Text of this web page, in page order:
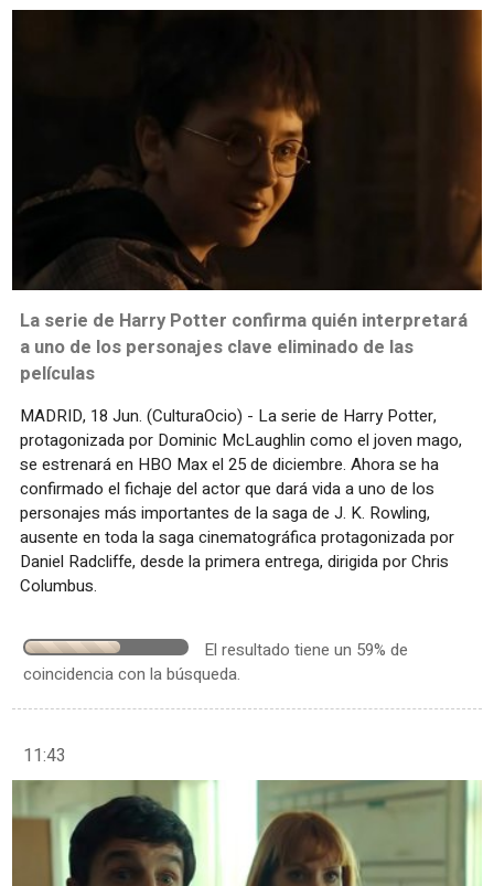
La serie de Harry Potter confirma quién interpretará
a uno de los personajes clave eliminado de las
películas
MADRID, 18 Jun. (CulturaOcio) - La serie de Harry Potter,
protagonizada por Dominic McLaughlin como el joven mago,
se estrenará en HBO Max el 25 de diciembre. Ahora se ha
confirmado el fichaje del actor que dará vida a uno de los
personajes más importantes de la saga de J. K. Rowling,
ausente en toda la saga cinematográfica protagonizada por
Daniel Radcliffe, desde la primera entrega, dirigida por Chris
Columbus.
El resultado tiene un 59% de
coincidencia con la búsqueda.
11:43